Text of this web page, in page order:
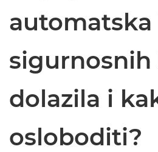
automatska
sigurnosnih
dolazila i
osloboditi?